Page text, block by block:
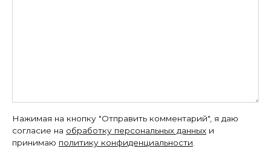
Нажимая на кнопку "Отправить комментарий", я даю
согласие на обработку персональных данных и
принимаю политику конфиденциальности